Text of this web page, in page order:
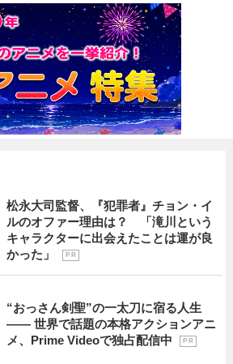
松永大司監督、『犯罪者』チョン・イ
ルのオファー理由は？ 「滝川という
キャラクターに出会えたことは運が良
かった」
P R
“おっさん剣聖”の一太刀に宿る人生
―― 世界で話題の本格アクションアニ
メ、Prime Videoで独占配信中
P R